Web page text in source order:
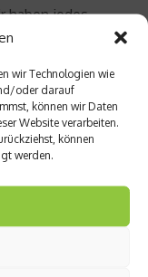
wir Technologien wie
oder darauf
können wir Daten
Website verarbeiten.
können
werden.
haben jedes
Da ist nicht mehr
dass man
Aber das ist
Kalender
auch mal im
die Alpinskifahrer